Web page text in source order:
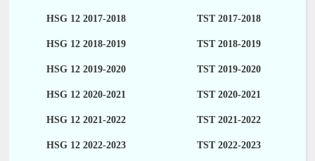
HSG 12 2017-2018 TST 2017-2018
HSG 12 2018-2019 TST 2018-2019
HSG 12 2019-2020 TST 2019-2020
HSG 12 2020-2021 TST 2020-2021
HSG 12 2021-2022 TST 2021-2022
HSG 12 2022-2023 TST 2022-2023